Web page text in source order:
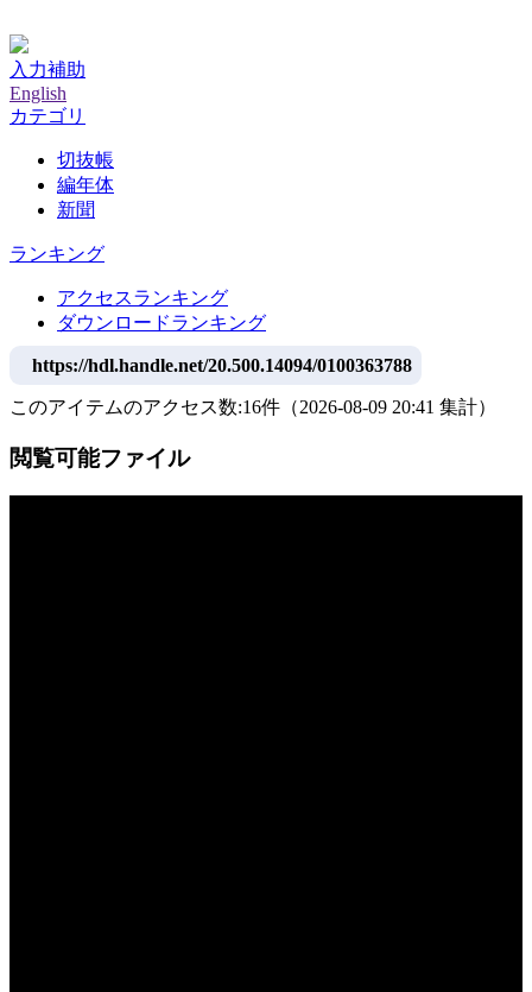
入力補助
English
カテゴリ
切抜帳
編年体
新聞
ランキング
アクセスランキング
ダウンロードランキング
https://hdl.handle.net/20.500.14094/0100363788
このアイテムのアクセス数:16件 （2026-08-09 20:41 集計）
閲覧可能ファイル